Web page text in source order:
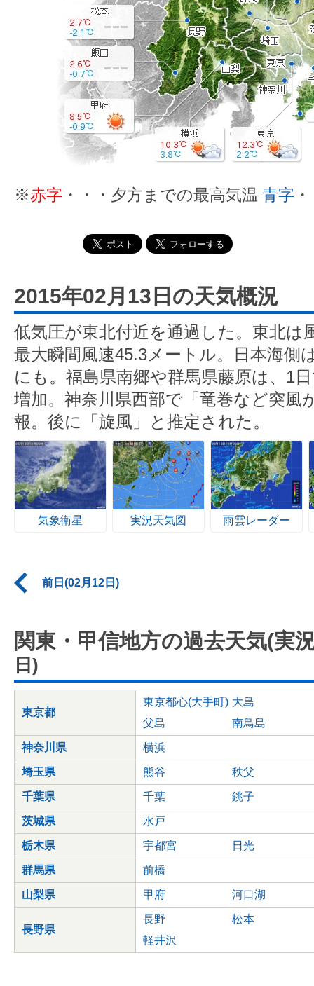
※赤字 ・・・夕方までの最高気温 青字
2015年02月13日の天気概況
低気圧が東北付近を通過した。東北は
最大瞬間風速45.3メートル。日本海側
にも。福島県南郷や群馬県藤原は、1
増加。神奈川県西部で「竜巻など突風
報。後に「旋風」と推定された。
気象衛星 実況天気図 雨雲レーダー
前日(02月12日)
関東・甲信地方の過去天気(実
日)
東京都
東京都心(大手町) 大島
父島
南鳥島
神奈川県 横浜
埼玉県 熊谷 秩父
千葉県 千葉 銚子
茨城県 水戸
栃木県 宇都宮 日光
群馬県 前橋
山梨県 甲府 河口湖
長野県
長野
松本
軽井沢